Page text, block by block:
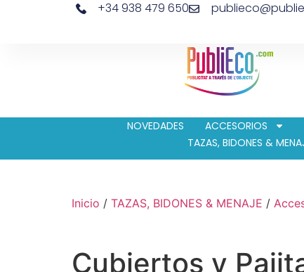
+34 938 479 650
NOVEDADES ACCESORIOS
TAZAS, BIDONES &
Inicio / TAZAS, BIDONES & MENAJE /
Cubiertos y